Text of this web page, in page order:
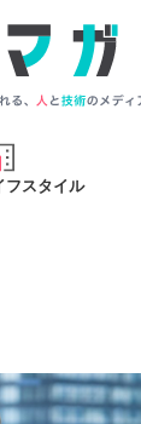
フスタイル